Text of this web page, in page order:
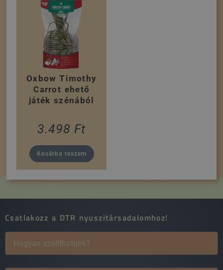
Oxbow Timothy
Carrot ehető
játék szénából
3.498 Ft
Kosárba teszem
Csatlakozz a DTR nyuszitársadalomhoz!